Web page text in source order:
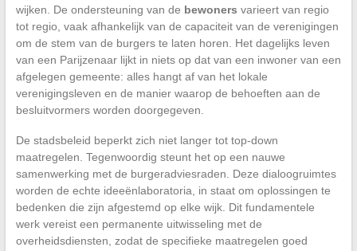
wijken. De ondersteuning van de bewoners varieert van regio
tot regio, vaak afhankelijk van de capaciteit van de verenigingen
om de stem van de burgers te laten horen. Het dagelijks leven
van een Parijzenaar lijkt in niets op dat van een inwoner van een
afgelegen gemeente: alles hangt af van het lokale
verenigingsleven en de manier waarop de behoeften aan de
besluitvormers worden doorgegeven.
De stadsbeleid beperkt zich niet langer tot top-down
maatregelen. Tegenwoordig steunt het op een nauwe
samenwerking met de burgeradviesraden. Deze dialoogruimtes
worden de echte ideeënlaboratoria, in staat om oplossingen te
bedenken die zijn afgestemd op elke wijk. Dit fundamentele
werk vereist een permanente uitwisseling met de
overheidsdiensten, zodat de specifieke maatregelen goed